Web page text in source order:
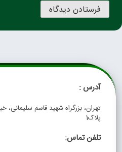
آدرس :
تهران، بزرگراه شهید قاسم سلیمانی،
پلاک1
تلفن تماس: